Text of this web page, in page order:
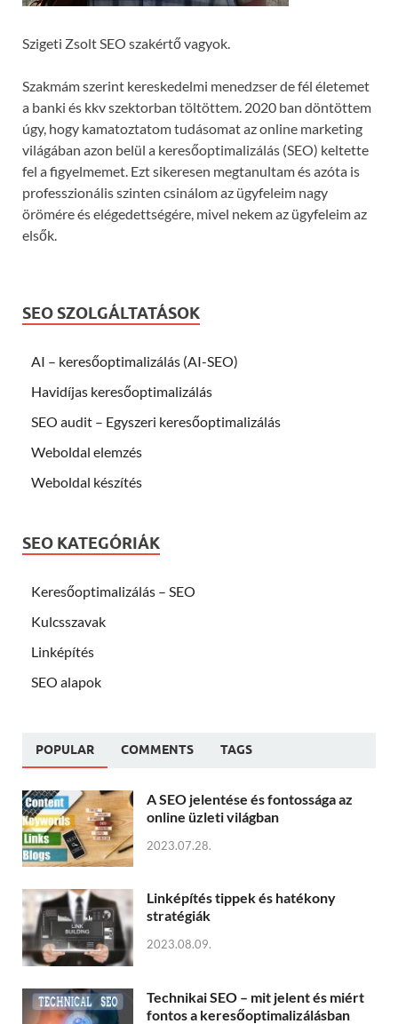
Szigeti Zsolt SEO szakértő vagyok.
Szakmám szerint kereskedelmi menedzser de fél életemet
a banki és kkv szektorban töltöttem. 2020 ban döntöttem
úgy, hogy kamatoztatom tudásomat az online marketing
világában azon belül a keresőoptimalizálás (SEO) keltette
fel a figyelmemet. Ezt sikeresen megtanultam és azóta is
professzionális szinten csinálom az ügyfeleim nagy
örömére és elégedettségére, mivel nekem az ügyfeleim az
elsők.
SEO SZOLGÁLTATÁSOK
AI – keresőoptimalizálás (AI-SEO)
Havidíjas keresőoptimalizálás
SEO audit – Egyszeri keresőoptimalizálás
Weboldal elemzés
Weboldal készítés
SEO KATEGÓRIÁK
Keresőoptimalizálás – SEO
Kulcsszavak
Linképítés
SEO alapok
POPULAR COMMENTS TAGS
A SEO jelentése és fontossága az
online üzleti világban
2023.07.28.
Linképítés tippek és hatékony
stratégiák
2023.08.09.
Technikai SEO – mit jelent és miért
fontos a keresőoptimalizálásban